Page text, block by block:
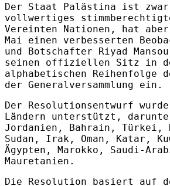
Der Staat Palästina ist
vollwertiges
Vereinten Nationen, hat
Mai einen verbesserten
und Botschafter Riyad
seinen offiziellen Sitz in
alphabetischen Reihenfolge
der Generalversammlung ein.
Der Resolutionsentwurf
Ländern unterstützt,
Jordanien, Bahrain, Türkei,
Sudan, Irak, Oman, Katar,
Ägypten, Marokko, Saudi-
Mauretanien.
Die Resolution basiert auf